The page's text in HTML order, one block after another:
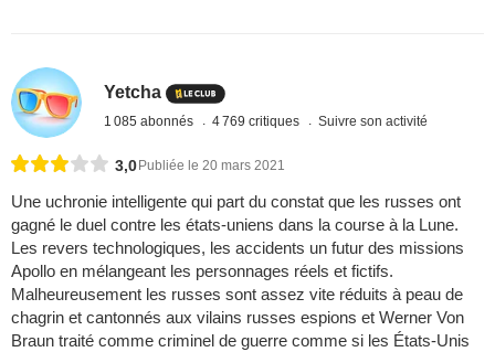
Yetcha
1 085 abonnés 4 769 critiques Suivre son activité
3,0 Publiée le 20 mars 2021
Une uchronie intelligente qui part du constat que les russes ont
gagné le duel contre les états-uniens dans la course à la Lune.
Les revers technologiques, les accidents un futur des missions
Apollo en mélangeant les personnages réels et fictifs.
Malheureusement les russes sont assez vite réduits à peau de
chagrin et cantonnés aux vilains russes espions et Werner Von
Braun traité comme criminel de guerre comme si les États-Unis